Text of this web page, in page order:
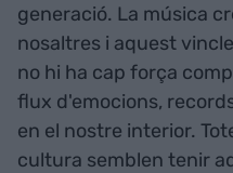
generació. La música
nosaltres i aquest
no hi ha cap força
flux d'emocions,
en el nostre interior.
cultura semblen tenir